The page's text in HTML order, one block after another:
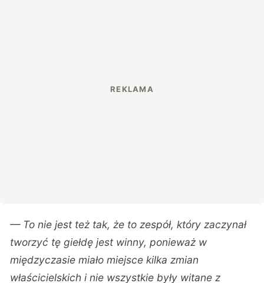
— To nie jest też tak, że to zespół, który zaczynał
tworzyć tę giełdę jest winny, ponieważ w
międzyczasie miało miejsce kilka zmian
właścicielskich i nie wszystkie były witane z